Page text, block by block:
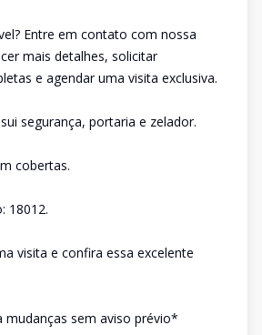
Entre em contato com nossa
mais detalhes, solicitar
e agendar uma visita exclusiva.
segurança, portaria e zelador.
cobertas.
18012.
visita e confira essa excelente
sem aviso prévio*